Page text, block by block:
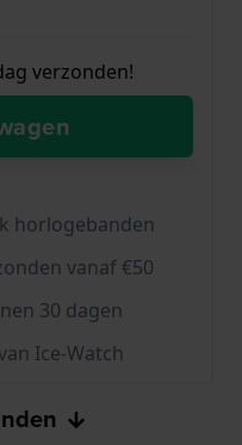
verzonden!
horlogebanden
vanaf €50
30 dagen
Ice-Watch